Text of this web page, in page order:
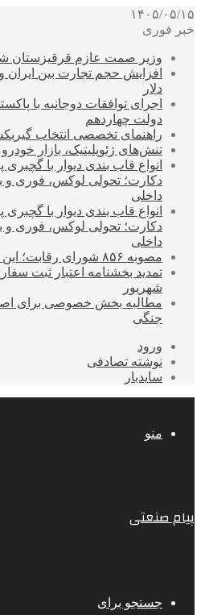
۱۴۰۵/۰۵/۱۵
خبر فوری
وزیر صمت عازم قرقیزستان
دلار
اجرای توافقات دوجانبه با
دولت چهاردهم
راهنمای تخصصی انتخاب
تنش‌های ژئوپلیتیک، بازار
انواع قاب بندی دیوار با
دکارت؛ تحولی لوکس، فوری و
داخلی
انواع قاب بندی دیوار با
دکارت؛ تحولی لوکس، فوری و
داخلی
مصوبه ۸۵۶ شورای رقابت؛ این جاده یک‌طرفه است
شهریور
مطالبه بخش خصوصی برای
جنگی
ورود
نوشته تصادفی
سایدبار
منو
پیام صنعتی
جستجو برای